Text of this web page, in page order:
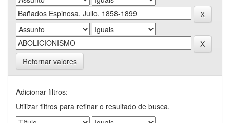
Retornar valores
Adicionar filtros:
Utilizar filtros para refinar o resultado de busca.